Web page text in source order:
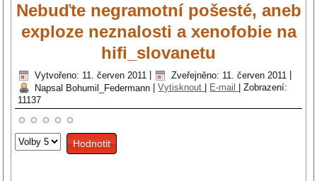
Nebuďte negramotní pošesté, aneb
exploze neznalosti a xenofobie na
hifi_slovanetu
Vytvořeno: 11. červen 2011 Zveřejněno: 11. červen 2011
Napsal Bohumil_Federmann |Vytisknout E-mail |Zobrazení:
11137
Hodnoťte
prosím